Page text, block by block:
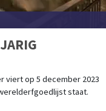
viert op 5 december 2023
staat.